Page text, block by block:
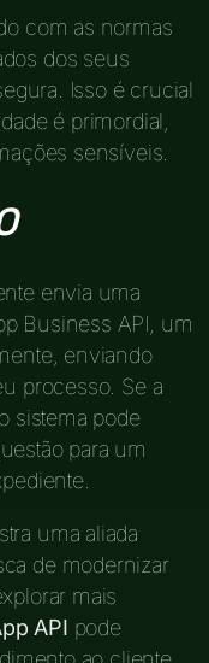
com as normas
dos seus
Isso é crucial
é primordial,
sensíveis.
envia uma
Business API, um
enviando
processo. Se a
sistema pode
para um
uma aliada
de modernizar
mais
API pode